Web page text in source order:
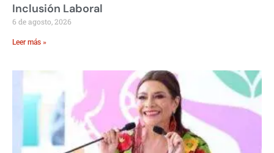
Inclusión Laboral
6 de agosto, 2026
Leer más »